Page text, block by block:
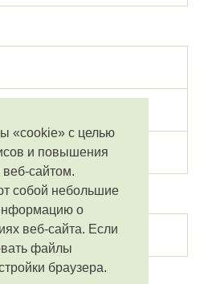
«cookie» с целью
и повышения
веб-сайтом.
собой небольшие
о
веб-сайта. Если
файлы
браузера.